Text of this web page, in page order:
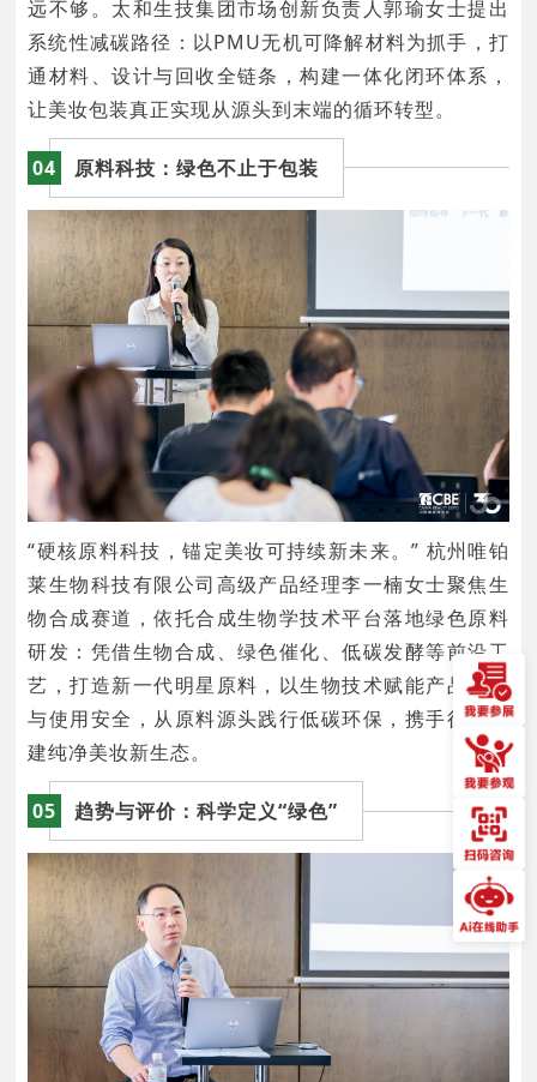
远不够。太和生技集团市场创新负责人郭瑜女士提出
系统性减碳路径：以PMU无机可降解材料为抓手，打
通材料、设计与回收全链条，构建一体化闭环体系，
让美妆包装真正实现从源头到末端的循环转型。
04 原料科技：绿色不止于包装
“硬核原料科技，锚定美妆可持续新未来。” 杭州唯铂
莱生物科技有限公司高级产品经理李一楠女士聚焦生
物合成赛道，依托合成生物学技术平台落地绿色原料
研发：凭借生物合成、绿色催化、低碳发酵等前沿工
艺，打造新一代明星原料，以生物技术赋能产品功效
与使用安全，从原料源头践行低碳环保，携手行业共
建纯净美妆新生态。
05 趋势与评价：科学定义“绿色”